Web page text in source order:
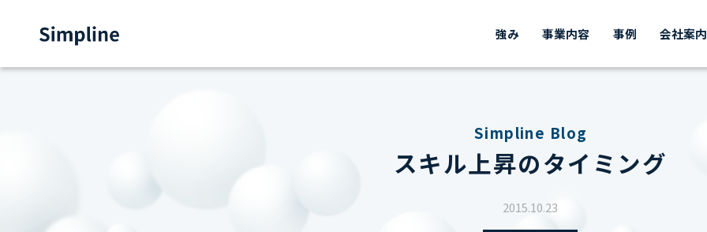
強み 事業内容 事例 会社案内
Simpline Blog
スキル上昇のタイミング
2015.10.23